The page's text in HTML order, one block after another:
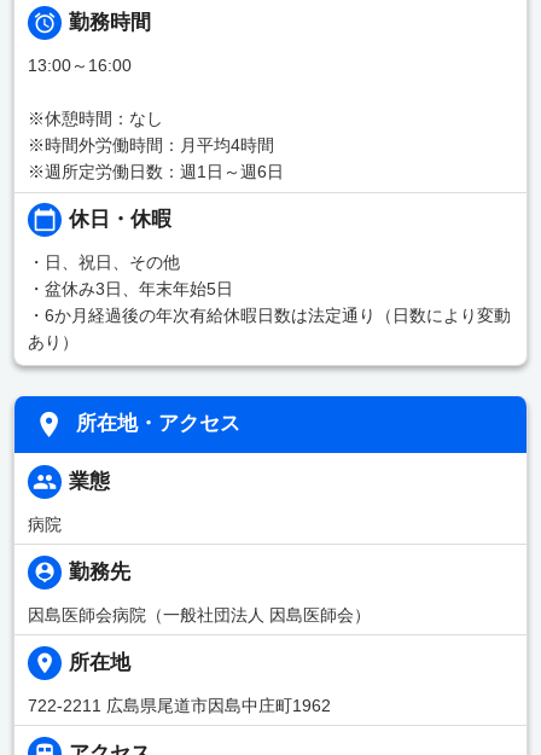
勤務時間
13:00～16:00
※休憩時間：なし
※時間外労働時間：月平均4時間
※週所定労働日数：週1日～週6日
休日・休暇
・日、祝日、その他
・盆休み3日、年末年始5日
・6か月経過後の年次有給休暇日数は法定通り（日数により変動
あり）
所在地・アクセス
業態
病院
勤務先
因島医師会病院（一般社団法人 因島医師会）
所在地
722-2211 広島県尾道市因島中庄町1962